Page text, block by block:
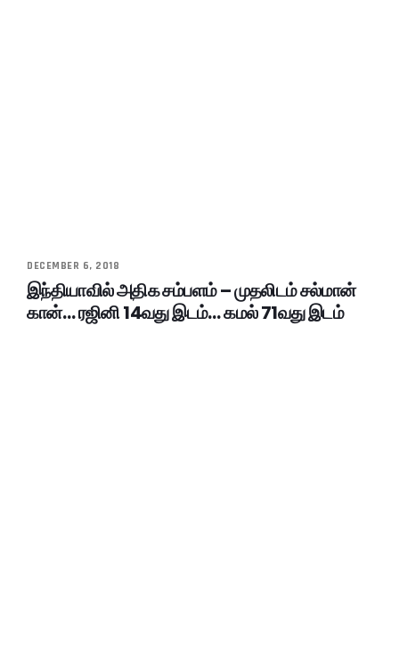
DECEMBER 6, 2018
இந்தியாவில் அதிக சம்பளம் – முதலிடம் சல்மான்
கான்… ரஜினி 14வது இடம்… கமல் 71வது இடம்